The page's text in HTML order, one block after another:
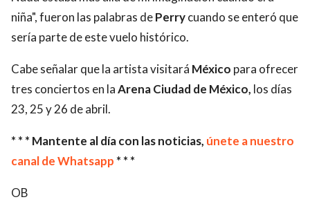
niña", fueron las palabras dePerrycuando se enteró que
sería parte de este vuelo histórico.
Cabe señalar que la artista visitará México para ofrecer
tres conciertos en laArena Ciudad de México, los días
23, 25 y 26 de abril.
* * * Mantente al día con las noticias, únete a nuestro
canal de Whatsapp * * *
OB